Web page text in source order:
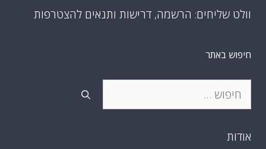
וולט שליחים: הרשמה, דרישות ותנאים להצטרפות
חיפוש באתר
חיפוש:
אודות